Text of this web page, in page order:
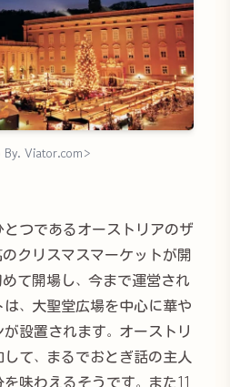
By. Viator.com>
つであるオーストリアのザ
クリスマスマーケットが開
て開場し、今まで運営され
、大聖堂広場を中心に華や
設置されます。オーストリ
て、まるでおとぎ話の主人
味わえるそうです。また11